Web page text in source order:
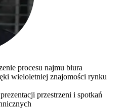
procesu najmu biura
wieloletniej znajomości rynku
przestrzeni i spotkań